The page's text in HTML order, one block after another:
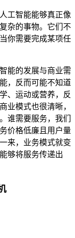
工智能能够真正像
杂的事物。它们不
你需要完成某项任
能的发展与商业需
，反而可能不知道
、运动或营养，反
业模式也很清晰，
谁需要服务，我们
价格低廉且用户量
来，业务模式就变
够将服务传递出